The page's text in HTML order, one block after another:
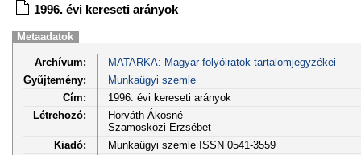
1996. évi kereseti arányok
Metaadatok
Archívum:
MATARKA: Magyar folyóiratok tartalomjegyzékei
Gyűjtemény:
Munkaügyi szemle
Cím:
1996. évi kereseti arányok
Létrehozó:
Horváth Ákosné
Szamosközi Erzsébet
Kiadó:
Munkaügyi szemle ISSN 0541-3559